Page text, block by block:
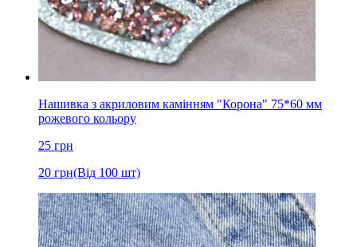
Нашивка з акриловим камінням "Корона" 75*60 мм
рожевого кольору
25 грн
20 грн(Від 100 шт)